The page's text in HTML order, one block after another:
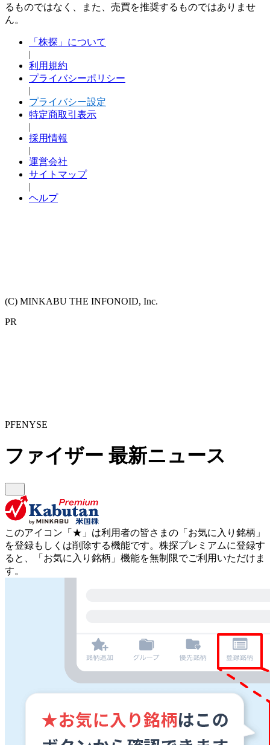
るものではなく、また、売買を推奨するものではありませ
ん。
「株探」について
|
利用規約
プライバシーポリシー
|
プライバシー設定
特定商取引表示
|
採用情報
|
運営会社
サイトマップ
|
ヘルプ
(C) MINKABU THE INFONOID, Inc.
PR
PFENYSE
ファイザー 最新ニュース
このアイコン 「★」 は利用者の皆さまの 「お気に入り銘柄」
を登録もしくは削除する機能です。 株探プレミアムに登録す
ると、「お気に入り銘柄」機能を無制限でご利用いただけま
す。